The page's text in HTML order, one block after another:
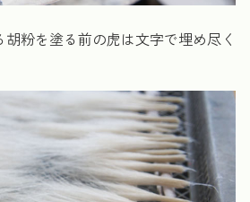
粉を塗る前の虎は文字で埋め尽く